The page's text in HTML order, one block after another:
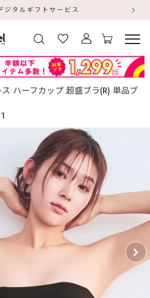
ジタルギフトサービス
ハーフカップ 超盛ブラ(R) 単品ブ